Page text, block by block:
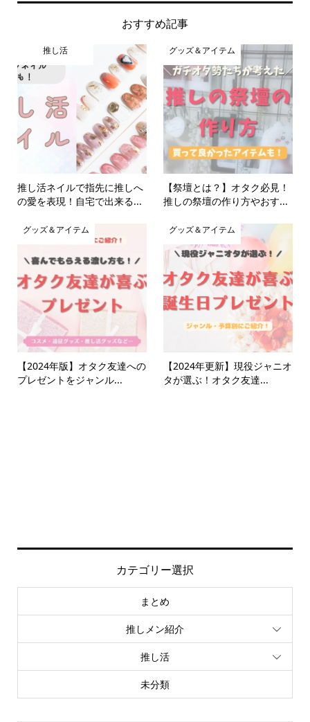
おすすめ記事
推し活
推し活ネイルで指先に推しへ
の愛を表現！自宅で出来る...
グッズ＆アイテム
【祭壇とは？】オタク必見！
推しの祭壇の作り方やおす...
グッズ＆アイテム
【2024年版】オタク友達への
プレゼントをジャンル...
グッズ＆アイテム
【2024年更新】現役ジャニオ
タが選ぶ！オタク友達...
カテゴリー選択
まとめ
推しメン紹介
推し活
未分類